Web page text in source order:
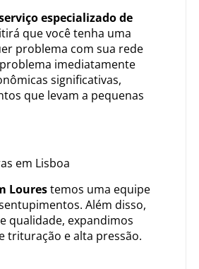
especializado de
que você tenha uma
problema com sua rede
imediatamente
significativas,
que levam a pequenas
em Lisboa
Lourestemos uma equipe
Além disso,
qualidade, expandimos
trituração e alta pressão.